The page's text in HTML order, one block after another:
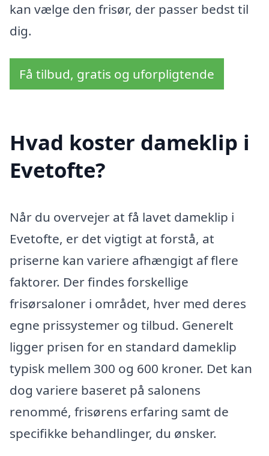
kan vælge den frisør, der passer bedst til
dig.
Få tilbud, gratis og uforpligtende
Hvad koster dameklip i
Evetofte?
Når du overvejer at få lavet dameklip i
Evetofte, er det vigtigt at forstå, at
priserne kan variere afhængigt af flere
faktorer. Der findes forskellige
frisørsaloner i området, hver med deres
egne prissystemer og tilbud. Generelt
ligger prisen for en standard dameklip
typisk mellem 300 og 600 kroner. Det kan
dog variere baseret på salonens
renommé, frisørens erfaring samt de
specifikke behandlinger, du ønsker.